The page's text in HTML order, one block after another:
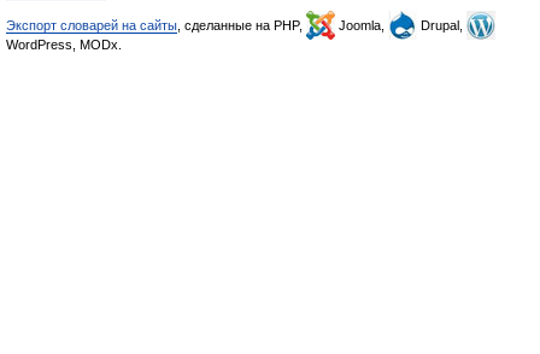
Экспорт словарей на сайты , сделанные на PHP, Joomla,
Drupal,
WordPress, MODx.